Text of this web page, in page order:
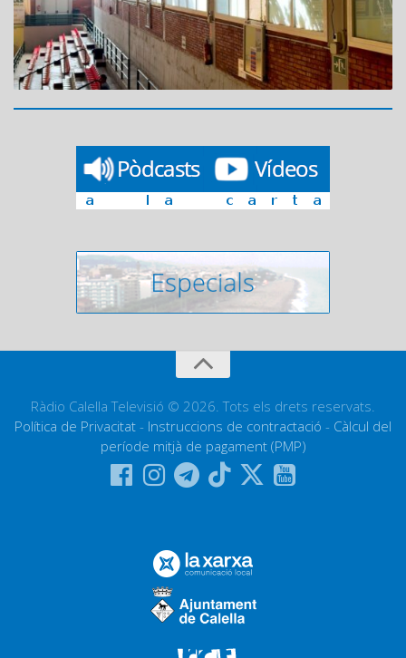
Ràdio Calella Televisió © 2026. Tots els drets reservats.
Política de Privacitat - Instruccions de contractació - Càlcul del
període mitjà de pagament (PMP)